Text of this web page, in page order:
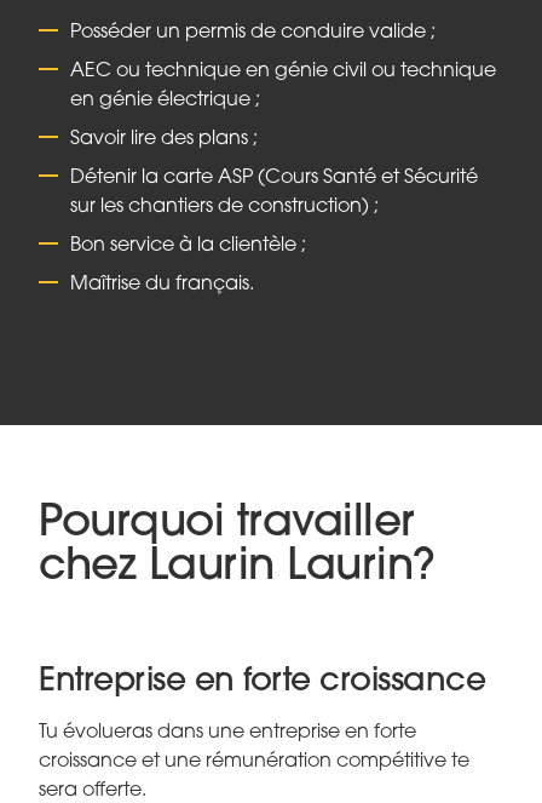
Posséder un permis de conduire valide ;
AEC ou technique en génie civil ou technique
en génie électrique ;
Savoir lire des plans ;
Détenir la carte ASP (Cours Santé et Sécurité
sur les chantiers de construction) ;
Bon service à la clientèle ;
Maîtrise du français.
Pourquoi travailler
chez Laurin Laurin?
Entreprise en forte croissance
Tu évolueras dans une entreprise en forte
croissance et une rémunération compétitive te
sera offerte.